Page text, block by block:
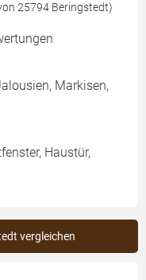
25794 Beringstedt)
Markisen,
Haustür,
vergleichen